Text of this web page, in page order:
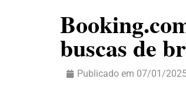
buscas de
Publicado em 07/01/